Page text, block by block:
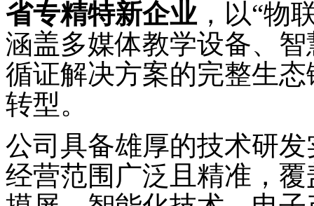
省专精特新企业，以“物
涵盖多媒体教学设备、
循证解决方案的完整生
转型。
公司具备雄厚的技术研
经营范围广泛且精准，